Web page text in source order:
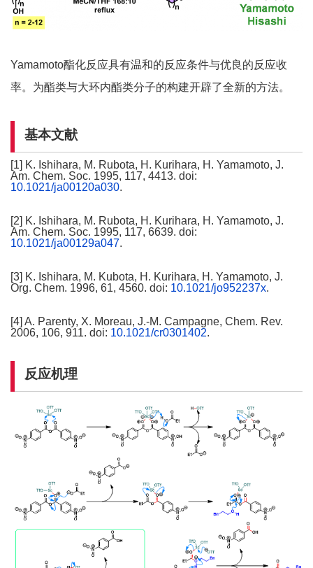
Yamamoto酯化反应具有温和的反应条件与优良的反应收
率。为酯类与大环内酯类分子的构建开辟了全新的方法。
基本文献
[1] K. Ishihara, M. Rubota, H. Kurihara, H. Yamamoto, J.
Am. Chem. Soc. 1995, 117, 4413. doi:
10.1021/ja00120a030.
[2] K. Ishihara, M. Rubota, H. Kurihara, H. Yamamoto, J.
Am. Chem. Soc. 1995, 117, 6639. doi:
10.1021/ja00129a047.
[3] K. Ishihara, M. Kubota, H. Kurihara, H. Yamamoto, J.
Org. Chem. 1996, 61, 4560. doi: 10.1021/jo952237x.
[4] A. Parenty, X. Moreau, J.-M. Campagne, Chem. Rev.
2006, 106, 911. doi: 10.1021/cr0301402.
反应机理